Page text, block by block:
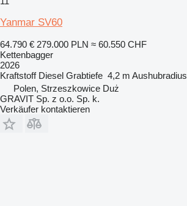
Yanmar SV60
64.790 € 279.000 PLN ≈ 60.550 CHF
Kettenbagger
2026
Kraftstoff Diesel Grabtiefe 4,2 m Aushubradius
Polen, Strzeszkowice Duż
GRAVIT Sp. z o.o. Sp. k.
Verkäufer kontaktieren